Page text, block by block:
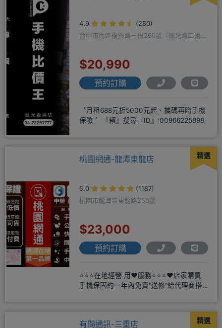
4.9
(280)
台中市南區復興路三段260號（國光路口遠傳
$20,990
預約訂購
〝月租688元折5000元起、攜碼再贈手機
保險 〞『賴』搜尋『ID』:00966225898
精選
桃園網通-龍潭東龍店
5.0
(1187)
桃園市龍潭區東龍路250號
$23,000
預約訂購
⭐⭐⭐在地經營 用❤️服務⭐⭐⭐❤️店家購買
手機保固約一年內免費"送修"給代理商搭
精選
有間通訊-三重店